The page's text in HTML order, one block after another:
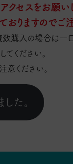
クセスをお願い
りますのでご注
購入の場合は一口
ください。
ください。
た。